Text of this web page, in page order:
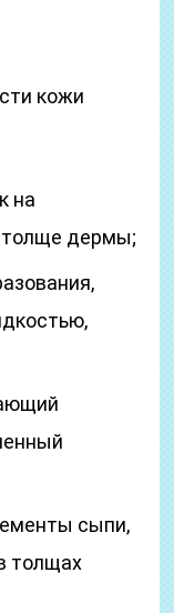
кожи
на
толще дермы;
сыпи,
толщах